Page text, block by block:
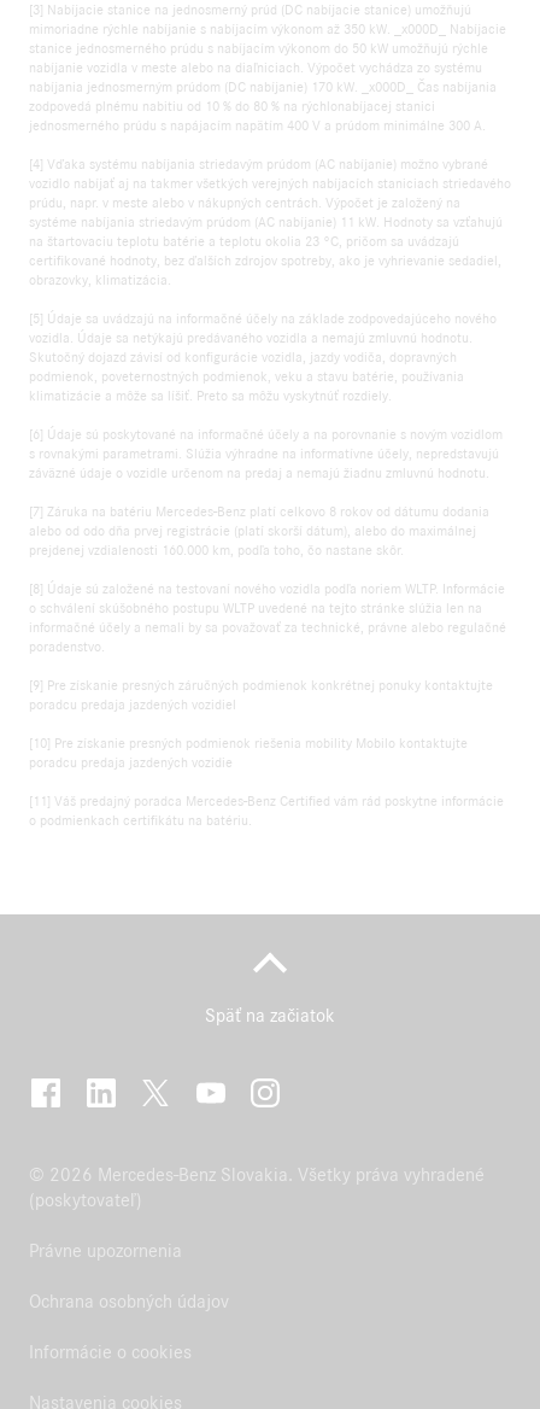
[3] Nabíjacie stanice na jednosmerný prúd (DC nabíjacie stanice) umožňujú
mimoriadne rýchle nabíjanie s nabíjacím výkonom až 350 kW. _x000D_ Nabíjacie
stanice jednosmerného prúdu s nabíjacím výkonom do 50 kW umožňujú rýchle
nabíjanie vozidla v meste alebo na diaľniciach. Výpočet vychádza zo systému
nabíjania jednosmerným prúdom (DC nabíjanie) 170 kW. _x000D_ Čas nabíjania
zodpovedá plnému nabitiu od 10 % do 80 % na rýchlonabíjacej stanici
jednosmerného prúdu s napájacím napätím 400 V a prúdom minimálne 300 A.
[4] Vďaka systému nabíjania striedavým prúdom (AC nabíjanie) možno vybrané
vozidlo nabíjať aj na takmer všetkých verejných nabíjacích staniciach striedavého
prúdu, napr. v meste alebo v nákupných centrách. Výpočet je založený na
systéme nabíjania striedavým prúdom (AC nabíjanie) 11 kW. Hodnoty sa vzťahujú
na štartovaciu teplotu batérie a teplotu okolia 23 °C, pričom sa uvádzajú
certifikované hodnoty, bez ďalších zdrojov spotreby, ako je vyhrievanie sedadiel,
obrazovky, klimatizácia.
[5] Údaje sa uvádzajú na informačné účely na základe zodpovedajúceho nového
vozidla. Údaje sa netýkajú predávaného vozidla a nemajú zmluvnú hodnotu.
Skutočný dojazd závisí od konfigurácie vozidla, jazdy vodiča, dopravných
podmienok, poveternostných podmienok, veku a stavu batérie, používania
klimatizácie a môže sa líšiť. Preto sa môžu vyskytnúť rozdiely.
[6] Údaje sú poskytované na informačné účely a na porovnanie s novým vozidlom
s rovnakými parametrami. Slúžia výhradne na informatívne účely, nepredstavujú
záväzné údaje o vozidle určenom na predaj a nemajú žiadnu zmluvnú hodnotu.
[7] Záruka na batériu Mercedes-Benz platí celkovo 8 rokov od dátumu dodania
alebo od odo dňa prvej registrácie (platí skorší dátum), alebo do maximálnej
prejdenej vzdialenosti 160.000 km, podľa toho, čo nastane skôr.
[8] Údaje sú založené na testovaní nového vozidla podľa noriem WLTP. Informácie
o schválení skúšobného postupu WLTP uvedené na tejto stránke slúžia len na
informačné účely a nemali by sa považovať za technické, právne alebo regulačné
poradenstvo.
[9] Pre získanie presných záručných podmienok konkrétnej ponuky kontaktujte
poradcu predaja jazdených vozidiel
[10] Pre získanie presných podmienok riešenia mobility Mobilo kontaktujte
poradcu predaja jazdených vozidie
[11] Váš predajný poradca Mercedes-Benz Certified vám rád poskytne informácie
o podmienkach certifikátu na batériu.
Späť na začiatok
© 2026 Mercedes-Benz Slovakia. Všetky práva vyhradené
(poskytovateľ)
Právne upozornenia
Ochrana osobných údajov
Informácie o cookies
Nastavenia cookies